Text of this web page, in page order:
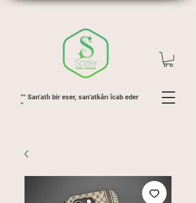
"" San'atlı bir eser, san'atkârı îcab eder
''